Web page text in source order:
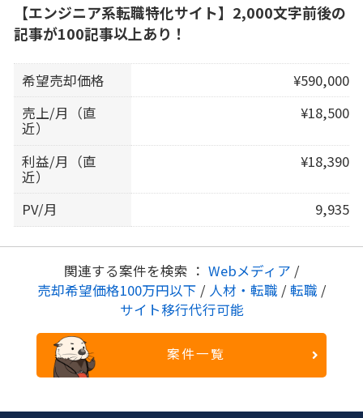
【エンジニア系転職特化サイト】2,000文字前後の
記事が100記事以上あり！
希望売却価格
¥590,000
売上/月（直
近）
¥18,500
利益/月（直
近）
¥18,390
PV/月 9,935
関連する案件を検索 ： Webメディア /
売却希望価格100万円以下 / 人材・転職 / 転職 /
サイト移行代行可能
案件一覧